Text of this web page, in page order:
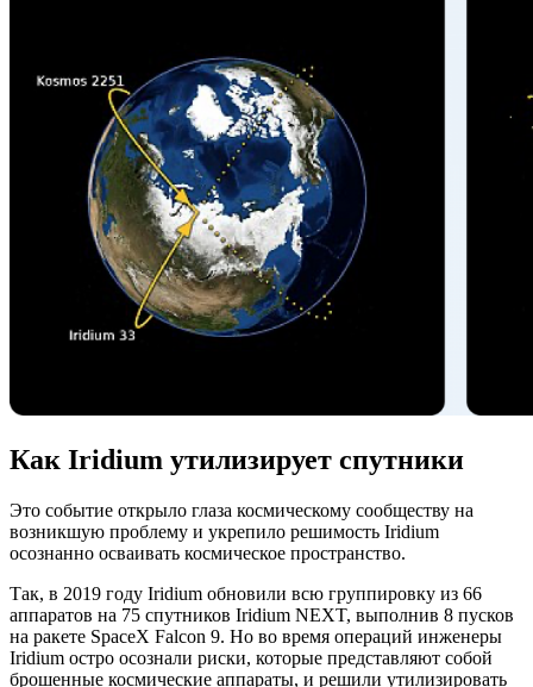
Как Iridium утилизирует спутники
Это событие открыло глаза космическому сообществу на
возникшую проблему и укрепило решимость Iridium
осознанно осваивать космическое пространство.
Так, в 2019 году Iridium обновили всю группировку из 66
аппаратов на 75 спутников Iridium NEXT, выполнив 8 пусков
на ракете SpaceX Falcon 9. Но во время операций инженеры
Iridium остро осознали риски, которые представляют собой
брошенные космические аппараты, и решили утилизировать